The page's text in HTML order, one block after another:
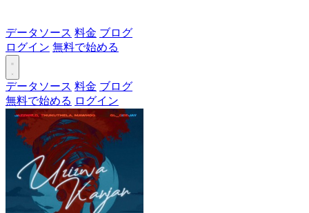
データソース 料金 ブログ
ログイン 無料で始める
データソース 料金 ブログ
無料で始める ログイン